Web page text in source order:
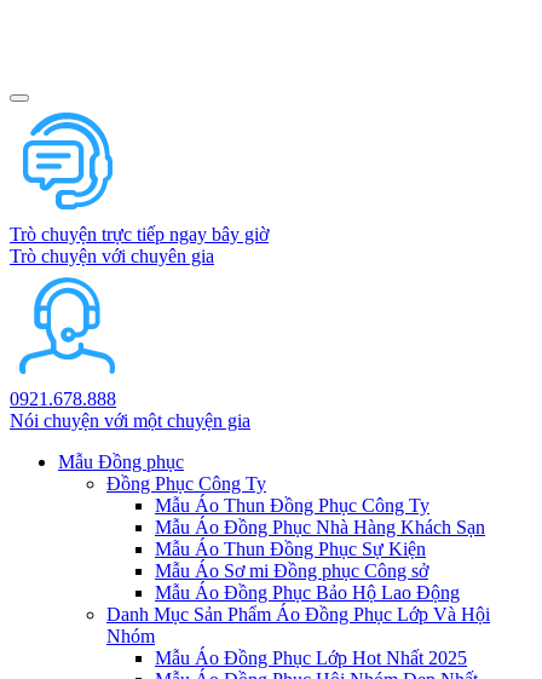
Trò chuyện trực tiếp ngay bây giờ
Trò chuyện với chuyên gia
0921.678.888
Nói chuyện với một chuyện gia
Mẫu Đồng phục
Đồng Phục Công Ty
Mẫu Áo Thun Đồng Phục Công Ty
Mẫu Áo Đồng Phục Nhà Hàng Khách Sạn
Mẫu Áo Thun Đồng Phục Sự Kiện
Mẫu Áo Sơ mi Đồng phục Công sở
Mẫu Áo Đồng Phục Bảo Hộ Lao Động
Danh Mục Sản Phẩm Áo Đồng Phục Lớp Và Hội
Nhóm
Mẫu Áo Đồng Phục Lớp Hot Nhất 2025